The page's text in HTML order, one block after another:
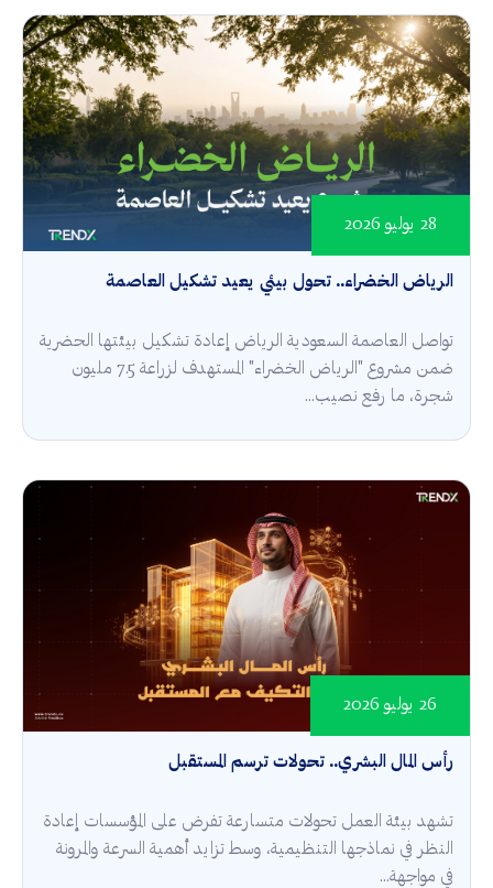
الرياض الخضراء.. تحول بيئي يعيد تشكيل العاصمة
28 يوليو 2026
تواصل العاصمة السعودية الرياض إعادة تشكيل بيئتها الحضرية
ضمن مشروع "الرياض الخضراء" المستهدف لزراعة 7.5 مليون
شجرة، ما رفع نصيب...
رأس المال البشري.. تحولات ترسم المستقبل
26 يوليو 2026
تشهد بيئة العمل تحولات متسارعة تفرض على المؤسسات إعادة
النظر في نماذجها التنظيمية، وسط تزايد أهمية السرعة والمرونة
في مواجهة...